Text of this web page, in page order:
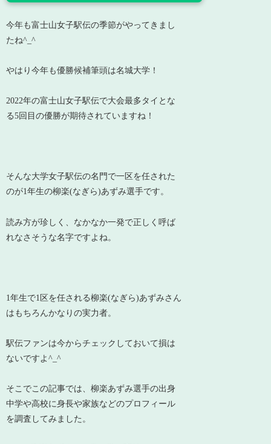
今年も富士山女子駅伝の季節がやってきまし
たね^_^
やはり今年も優勝候補筆頭は名城大学！
2022年の富士山女子駅伝で大会最多タイとな
る5回目の優勝が期待されていますね！
そんな大学女子駅伝の名門で一区を任された
のが1年生の柳楽(なぎら)あずみ選手です。
読み方が珍しく、なかなか一発で正しく呼ば
れなさそうな名字ですよね。
1年生で1区を任される柳楽(なぎら)あずみさん
はもちろんかなりの実力者。
駅伝ファンは今からチェックしておいて損は
ないですよ^_^
そこでこの記事では、柳楽あずみ選手の出身
中学や高校に身長や家族などのプロフィール
を調査してみました。